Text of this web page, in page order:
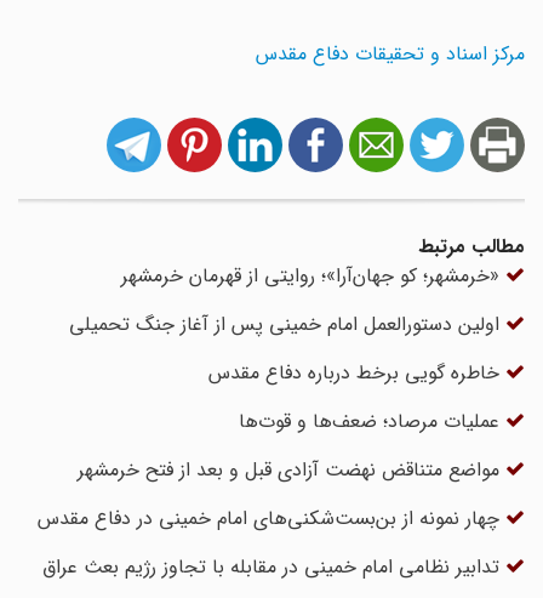
مرکز اسناد و تحقیقات دفاع مقدس
مطالب مرتبط
«خرمشهر؛ کو جهان‌آرا»؛ روایتی از قهرمان خرمشهر
اولین دستورالعمل امام خمینی پس از آغاز جنگ تحمیلی
خاطره گویی برخط درباره دفاع مقدس
عملیات مرصاد؛ ضعف‌ها و قوت‌ها
مواضع متناقض نهضت آزادی قبل و بعد از فتح خرمشهر
چهار نمونه از بن‌بست‌شکنی‌های امام خمینی در دفاع مقدس
تدابیر نظامی امام خمینی در مقابله با تجاوز رژیم بعث عراق